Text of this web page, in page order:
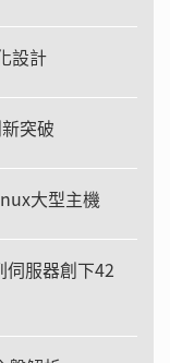
設計
突破
大型主機
服器創下42